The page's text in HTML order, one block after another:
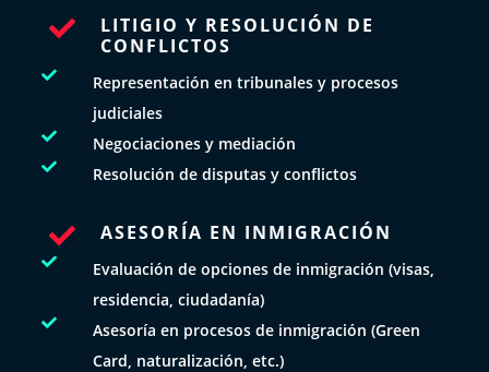

LITIGIO Y RESOLUCIÓN DE
CONFLICTOS

Representación en tribunales y procesos
judiciales
 Negociaciones y mediación
 Resolución de disputas y conflictos
 ASESORÍA EN INMIGRACIÓN

Evaluación de opciones de inmigración (visas,
residencia, ciudadanía)

Asesoría en procesos de inmigración (Green
Card, naturalización, etc.)